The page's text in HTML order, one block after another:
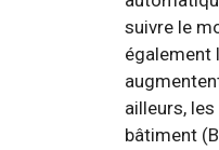
suivre le
également
ailleurs,
bâtiment